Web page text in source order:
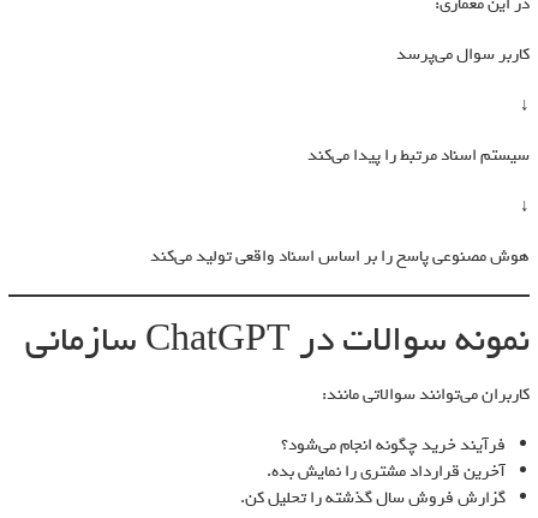
کاربر سوال می‌پرسد
↓
سیستم اسناد مرتبط را پیدا می‌کند
↓
هوش مصنوعی پاسخ را بر اساس اسناد واقعی تولید می‌کند
نمونه سوالات در ChatGPT سازمانی
کاربران می‌توانند سوالاتی مانند:
فرآیند خرید چگونه انجام می‌شود؟
آخرین قرارداد مشتری را نمایش بده.
گزارش فروش سال گذشته را تحلیل کن.